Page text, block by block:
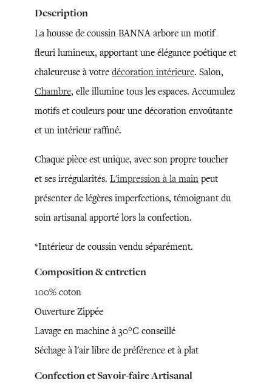
Description
La housse de coussin BANNA arbore un motif
fleuri lumineux, apportant une élégance poétique et
chaleureuse à votre décoration intérieure. Salon,
Chambre, elle illumine tous les espaces. Accumulez
motifs et couleurs pour une décoration envoûtante
et un intérieur raffiné.
Chaque pièce est unique, avec son propre toucher
et ses irrégularités. L'impression à la main peut
présenter de légères imperfections, témoignant du
soin artisanal apporté lors la confection.
*Intérieur de coussin vendu séparément.
Composition & entretien
100% coton
Ouverture Zippée
Lavage en machine à 30°C conseillé
Séchage à l'air libre de préférence et à plat
Confection et Savoir-faire Artisanal